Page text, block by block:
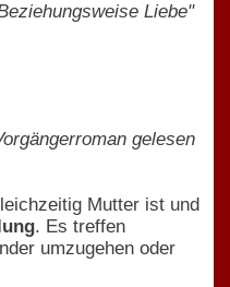
Liebe"
gelesen
Mutter ist und
. Es treffen
umzugehen oder